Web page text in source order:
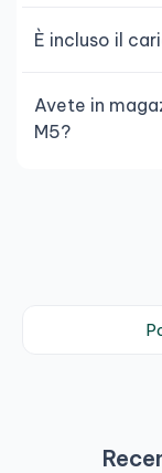
È incluso il
Avete in
M5?